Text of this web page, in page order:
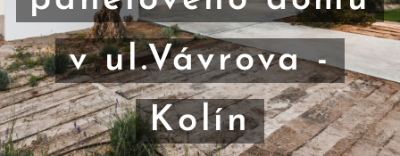
v ul.Vávrova -
Kolín